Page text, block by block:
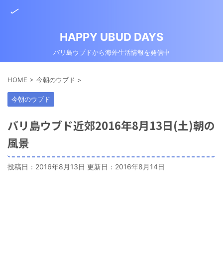
HAPPY UBUD DAYS
バリ島ウブドから海外生活情報を発信中
HOME > 今朝のウブド >
今朝のウブド
バリ島ウブド近郊2016年8月13日(土)朝の
風景
投稿日：2016年8月13日 更新日： 2016年8月14日